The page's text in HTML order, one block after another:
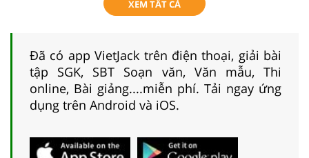
XEM TẤT CẢ
Đã có app VietJack trên điện thoại, giải bài
tập SGK, SBT Soạn văn, Văn mẫu, Thi
online, Bài giảng....miễn phí. Tải ngay ứng
dụng trên Android và iOS.